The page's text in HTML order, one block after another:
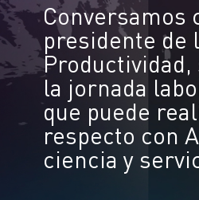
Conversamos
presidente de
la jornada
que puede
respecto con
ciencia y